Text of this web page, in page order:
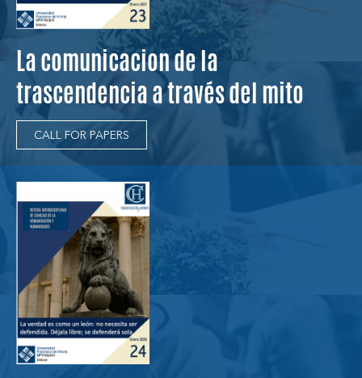
La comunicacion de la
trascendencia a través del mito
CALL FOR PAPERS